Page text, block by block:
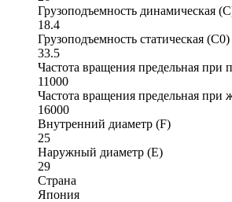
Грузоподъемность динамическая
18.4
Грузоподъемность статическая (C0)
33.5
Частота вращения предельная при
11000
Частота вращения предельная при
16000
Внутренний диаметр (F)
25
Наружный диаметр (E)
29
Страна
Япония